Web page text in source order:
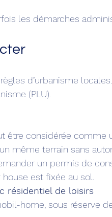
les démarches
d’urbanisme
(PLU).
même terrain sans
est fixée au sol.
résidentiel de loisirs